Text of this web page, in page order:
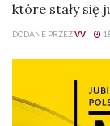
które stały się
DODANE PRZEZVV